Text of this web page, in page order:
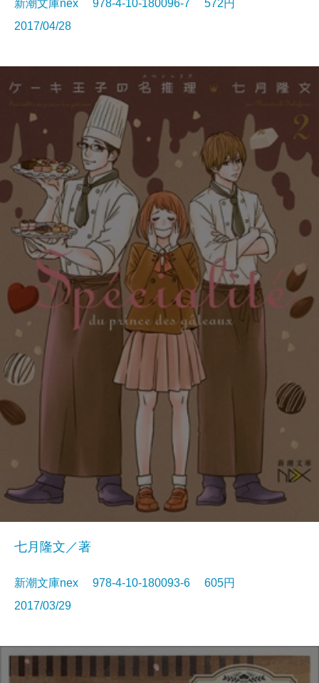
新潮文庫nex 978-4-10-180096-7 572円
2017/04/28
七月隆文／著
新潮文庫nex 978-4-10-180093-6 605円
2017/03/29